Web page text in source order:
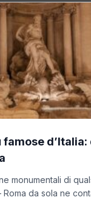
d’Italia:
monumentali di
da sola ne